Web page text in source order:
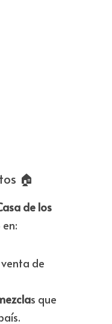
🏠
de los
de
s que